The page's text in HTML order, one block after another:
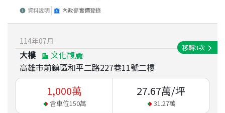
資料說明 內政部實價登錄
114年07月
大樓
文化馥麗
高雄市前鎮區和平二路227巷11號二樓
移轉3次
1,000萬
含車位150萬
27.67萬/坪
31.27萬